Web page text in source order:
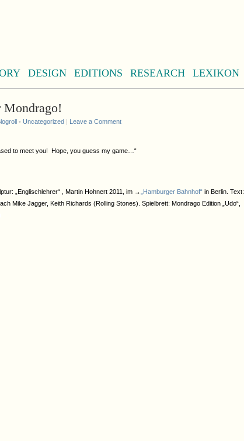
DESIGN EDITIONS RESEARCH LEXIKON
Mondrago!
• Uncategorized | Leave a Comment
to meet you! Hope, you guess my game…“
„Englischlehrer“ , Martin Hohnert 2011, im → „Hamburger Bahnhof“ in Berlin. Text:
Mike Jagger, Keith Richards (Rolling Stones). Spielbrett: Mondrago Edition „Udo“,